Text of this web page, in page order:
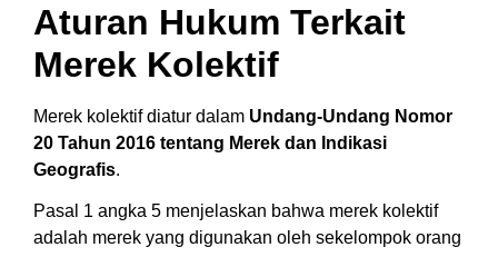
Aturan Hukum Terkait
Merek Kolektif
Merek kolektif diatur dalam Undang-Undang Nomor
20 Tahun 2016 tentang Merek dan Indikasi
Geografis.
Pasal 1 angka 5 menjelaskan bahwa merek kolektif
adalah merek yang digunakan oleh sekelompok orang